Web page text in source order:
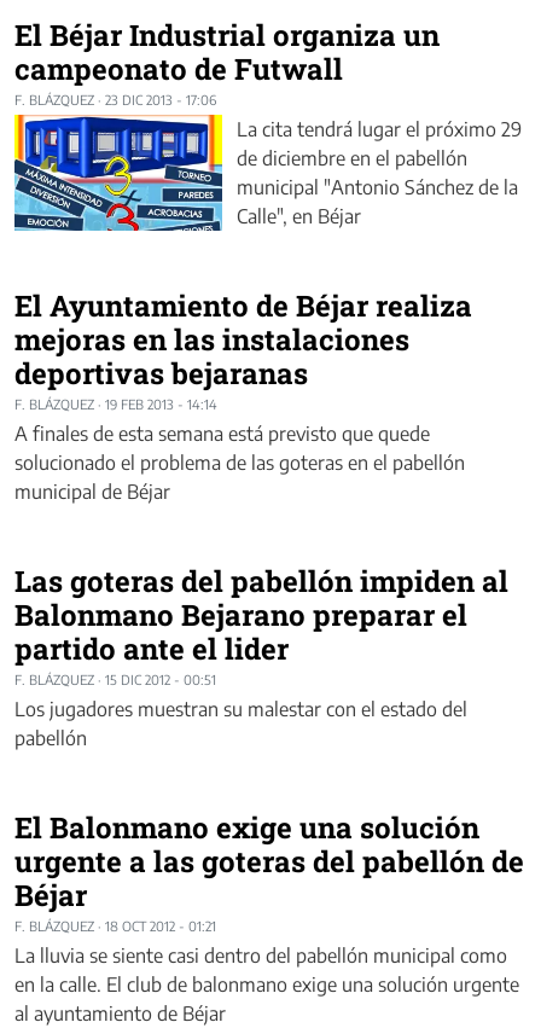
El Béjar Industrial organiza un
campeonato de Futwall
F. BLÁZQUEZ · 23 DIC 2013 - 17:06
La cita tendrá lugar el próximo 29
de diciembre en el pabellón
municipal "Antonio Sánchez de la
Calle", en Béjar
El Ayuntamiento de Béjar realiza
mejoras en las instalaciones
deportivas bejaranas
F. BLÁZQUEZ · 19 FEB 2013 - 14:14
A finales de esta semana está previsto que quede
solucionado el problema de las goteras en el pabellón
municipal de Béjar
Las goteras del pabellón impiden al
Balonmano Bejarano preparar el
partido ante el lider
F. BLÁZQUEZ · 15 DIC 2012 - 00:51
Los jugadores muestran su malestar con el estado del
pabellón
El Balonmano exige una solución
urgente a las goteras del pabellón de
Béjar
F. BLÁZQUEZ · 18 OCT 2012 - 01:21
La lluvia se siente casi dentro del pabellón municipal como
en la calle. El club de balonmano exige una solución urgente
al ayuntamiento de Béjar